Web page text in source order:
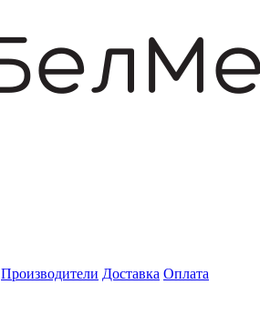
Производители Доставка Оплата